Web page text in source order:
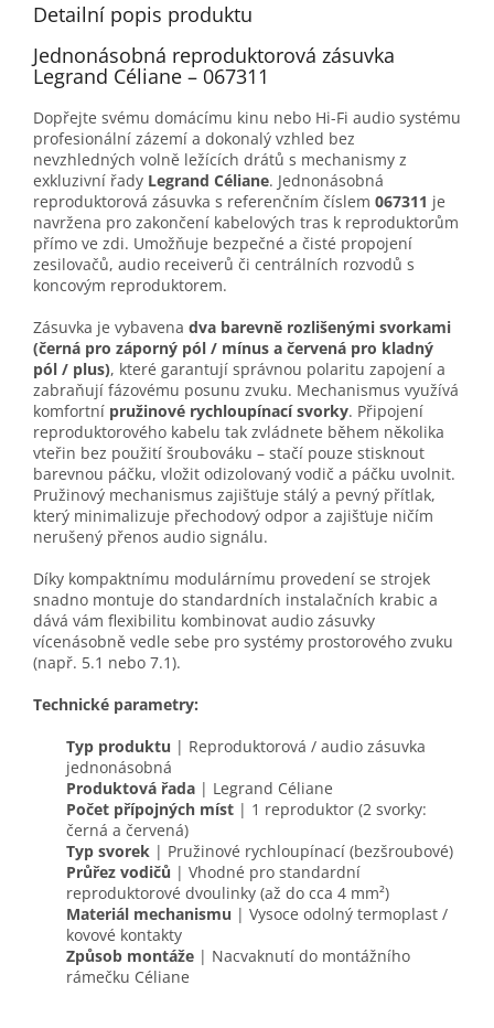
Detailní popis produktu
Jednonásobná reproduktorová zásuvka
Legrand Céliane – 067311
Dopřejte svému domácímu kinu nebo Hi-Fi audio systému
profesionální zázemí a dokonalý vzhled bez
nevzhledných volně ležících drátů s mechanismy z
exkluzivní řady Legrand Céliane. Jednonásobná
reproduktorová zásuvka s referenčním číslem 067311 je
navržena pro zakončení kabelových tras k reproduktorům
přímo ve zdi. Umožňuje bezpečné a čisté propojení
zesilovačů, audio receiverů či centrálních rozvodů s
koncovým reproduktorem.
Zásuvka je vybavena dva barevně rozlišenými svorkami
(černá pro záporný pól / mínus a červená pro kladný
pól / plus), které garantují správnou polaritu zapojení a
zabraňují fázovému posunu zvuku. Mechanismus využívá
komfortní pružinové rychloupínací svorky. Připojení
reproduktorového kabelu tak zvládnete během několika
vteřin bez použití šroubováku – stačí pouze stisknout
barevnou páčku, vložit odizolovaný vodič a páčku uvolnit.
Pružinový mechanismus zajišťuje stálý a pevný přítlak,
který minimalizuje přechodový odpor a zajišťuje ničím
nerušený přenos audio signálu.
Díky kompaktnímu modulárnímu provedení se strojek
snadno montuje do standardních instalačních krabic a
dává vám flexibilitu kombinovat audio zásuvky
vícenásobně vedle sebe pro systémy prostorového zvuku
(např. 5.1 nebo 7.1).
Technické parametry:
Typ produktu | Reproduktorová / audio zásuvka
jednonásobná
Produktová řada | Legrand Céliane
Počet přípojných míst | 1 reproduktor (2 svorky:
černá a červená)
Typ svorek | Pružinové rychloupínací (bezšroubové)
Průřez vodičů | Vhodné pro standardní
reproduktorové dvoulinky (až do cca 4 mm²)
Materiál mechanismu | Vysoce odolný termoplast /
kovové kontakty
Způsob montáže | Nacvaknutí do montážního
rámečku Céliane